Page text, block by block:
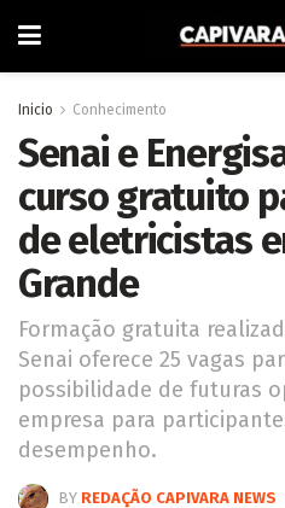
Inicio Conhecimento
Senai e
curso gratuito
de eletricistas
Grande
Formação gratuita
Senai oferece 25 vagas
possibilidade de futuras
empresa para
desempenho.
BY REDAÇÃO CAPIVARA NEWS